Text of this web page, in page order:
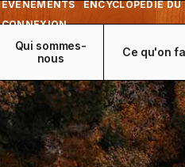
Qui sommes-
nous
Ce qu'on
ÉVÉNEMENTS ENCYCLOPEDIE DU
CONNEXION